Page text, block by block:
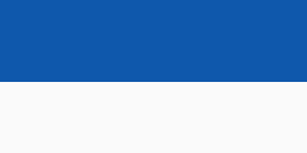
w Tarnowie